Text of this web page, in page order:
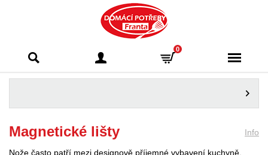
Franta - Příbram
0
Magnetické lišty Info
Nože často patří mezi designově příjemné vybavení kuchyně.